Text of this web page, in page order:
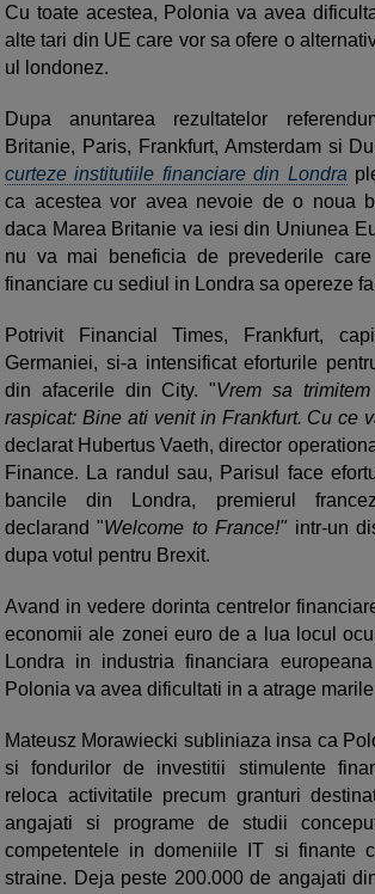
Cu toate acestea, Polonia va avea
alte tari din UE care vor sa ofere o
ul londonez.
Dupa anuntarea rezultatelor
Britanie, Paris, Frankfurt, Amsterdam si
curteze institutiile financiare din Londra
ca acestea vor avea nevoie de o noua
daca Marea Britanie va iesi din Uniunea
nu va mai beneficia de prevederile
financiare cu sediul in Londra sa opereze
Potrivit Financial Times, Frankfurt,
Germaniei, si-a intensificat eforturile
din afacerile din City. "Vrem sa
raspicat: Bine ati venit in Frankfurt. Cu ce
declarat Hubertus Vaeth, director
Finance. La randul sau, Parisul face
bancile din Londra, premierul
declarand "Welcome to France!" intr-un
dupa votul pentru Brexit.
Avand in vedere dorinta centrelor
economii ale zonei euro de a lua locul
Londra in industria financiara
Polonia va avea dificultati in a atrage
Mateusz Morawiecki subliniaza insa ca
si fondurilor de investitii stimulente
reloca activitatile precum granturi
angajati si programe de studii
competentele in domeniile IT si finante
straine. Deja peste 200.000 de angajati